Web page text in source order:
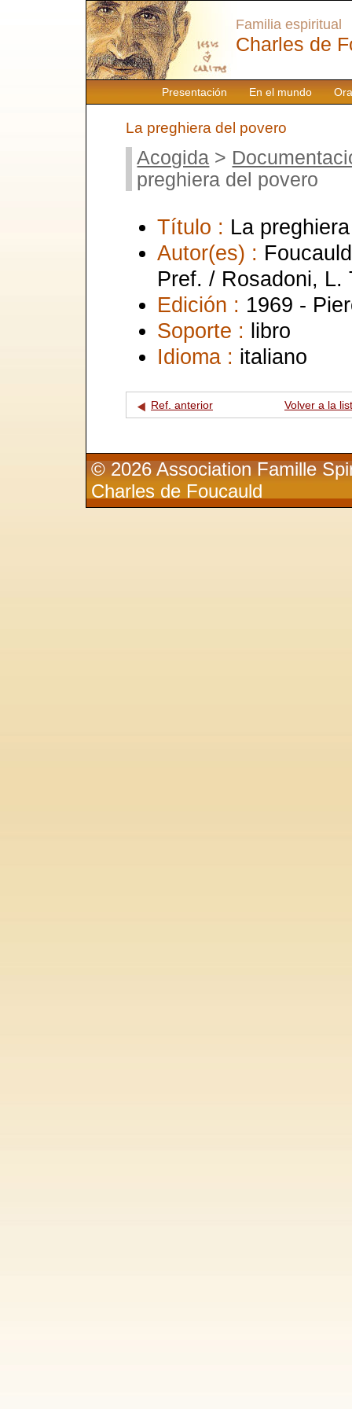
Presentación En el mundo
Familia espiritual
Charles de
La preghiera del povero
Acogida >
preghiera del povero
Título : La
Autor(es) :
Pref. / Rosadoni, L.
Edición : 1969 -
Soporte : libro
Idioma : italiano
Ref. anterior Volver a la
© 2026 Association Famille
Charles de Foucauld